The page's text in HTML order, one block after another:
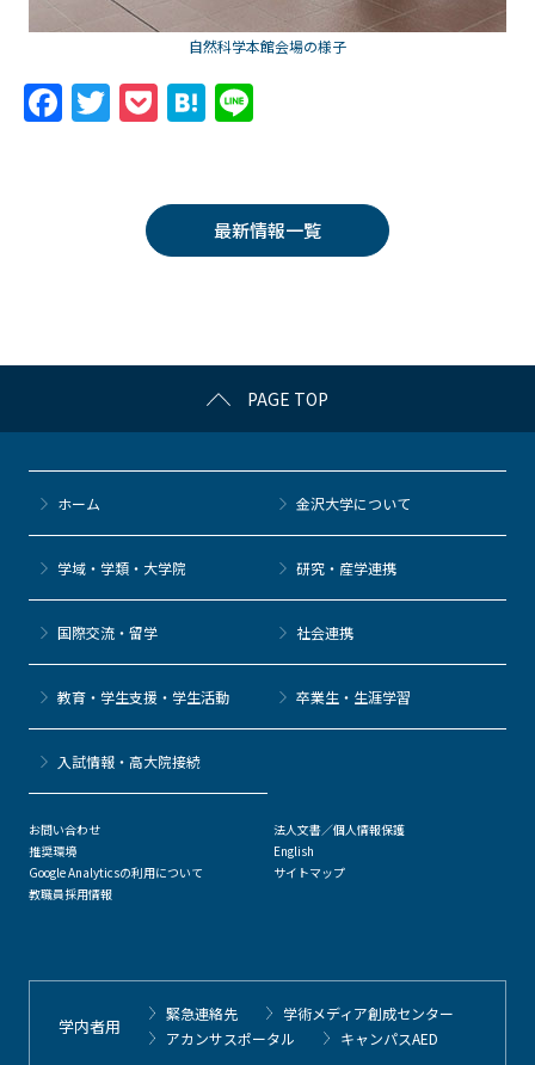
自然科学本館会場の様子
F
k
T
er
P
k
et
H
n
a
最新情報一覧
PAGE TOP
ホーム 金沢大学について
学域・学類・大学院 研究・産学連携
国際交流・留学 社会連携
教育・学生支援・学生活動 卒業生・生涯学習
⼊試情報・高大院接続
お問い合わせ
推奨環境
Google Analyticsの利用について
教職員採用情報
法人文書／個人情報保護
English
サイトマップ
学内者用
緊急連絡先
学術メディア創成センター
アカンサスポータル
キャンパスAED